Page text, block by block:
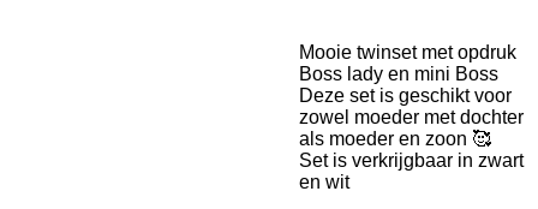
Mooie twinset met opdruk
Boss lady en mini Boss
Deze set is geschikt voor
zowel moeder met dochter
als moeder en zoon 🥰
Set is verkrijgbaar in zwart
en wit